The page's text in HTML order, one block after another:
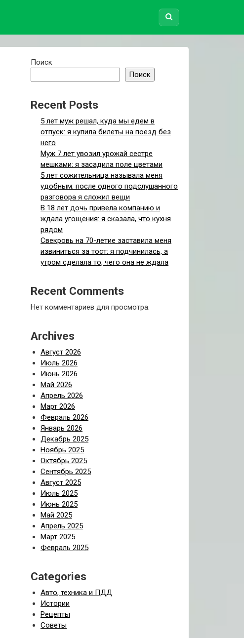
Поиск
Поиск
Recent Posts
5 лет муж решал, куда мы едем в
отпуск: я купила билеты на поезд без
него
Муж 7 лет увозил урожай сестре
мешками: я засадила поле цветами
5 лет сожительница называла меня
удобным: после одного подслушанного
разговора я сложил вещи
В 18 лет дочь привела компанию и
ждала угощения: я сказала, что кухня
рядом
Свекровь на 70-летие заставила меня
извиниться за тост: я подчинилась, а
утром сделала то, чего она не ждала
Recent Comments
Нет комментариев для просмотра.
Archives
Август 2026
Июль 2026
Июнь 2026
Май 2026
Апрель 2026
Март 2026
Февраль 2026
Январь 2026
Декабрь 2025
Ноябрь 2025
Октябрь 2025
Сентябрь 2025
Август 2025
Июль 2025
Июнь 2025
Май 2025
Апрель 2025
Март 2025
Февраль 2025
Categories
Авто, техника и ПДД
Истории
Рецепты
Советы